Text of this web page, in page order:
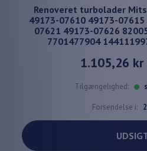
Renoveret turbolader
49173-07610 49173-
07621 49173-07626
7701477904
1.105,26 kr
Tilgængelighed:
Forsendelse i: